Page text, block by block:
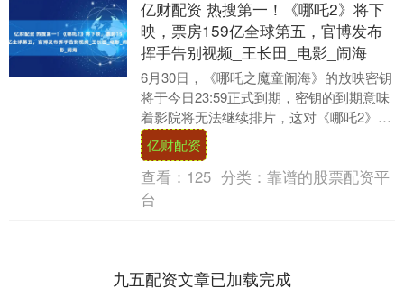
亿财配资 热搜第一！《哪吒2》将下
映，票房159亿全球第五，官博发布
挥手告别视频_王长田_电影_闹海
6月30日，《哪吒之魔童闹海》的放映密钥
将于今日23:59正式到期，密钥的到期意味
着影院将无法继续排片，这对《哪吒2》的
上映状况也带来了不确定性，或许其即将
下映....
亿财配资
查看： 125 分类： 靠谱的股票配资平
台
九五配资文章已加载完成